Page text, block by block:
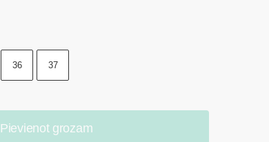
36 37
Pievienot grozam